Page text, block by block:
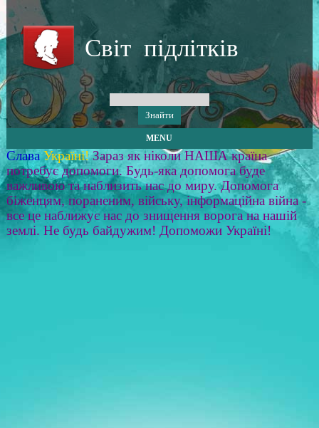
Світ підлітків
MENU
Слава Україні! Зараз як ніколи НАША країна
потребує допомоги. Будь-яка допомога буде
важливою та наблизить нас до миру. Допомога
біженцям, пораненим, війську, інформаційна війна -
все це наближує нас до знищення ворога на нашій
землі. Не будь байдужим! Допоможи Україні!